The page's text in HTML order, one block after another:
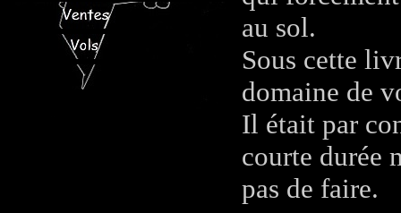
au sol.
Sous cette
domaine de
Il était par
courte durée
pas de faire.